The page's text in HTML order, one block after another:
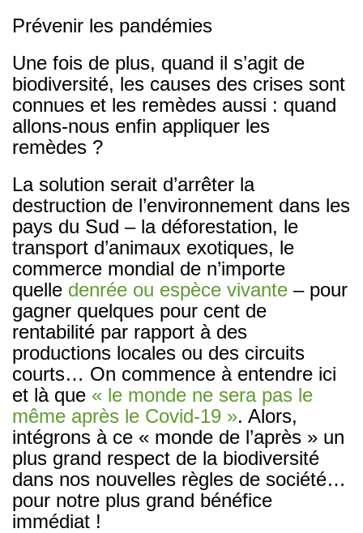
Prévenir les pandémies
Une fois de plus, quand il s’agit de
biodiversité, les causes des crises sont
connues et les remèdes aussi : quand
allons-nous enfin appliquer les
remèdes ?
La solution serait d’arrêter la
destruction de l’environnement dans les
pays du Sud – la déforestation, le
transport d’animaux exotiques, le
commerce mondial de n’importe
quelle denrée ou espèce vivante – pour
gagner quelques pour cent de
rentabilité par rapport à des
productions locales ou des circuits
courts… On commence à entendre ici
et là que « le monde ne sera pas le
même après le Covid-19 ». Alors,
intégrons à ce « monde de l’après » un
plus grand respect de la biodiversité
dans nos nouvelles règles de société…
pour notre plus grand bénéfice
immédiat !